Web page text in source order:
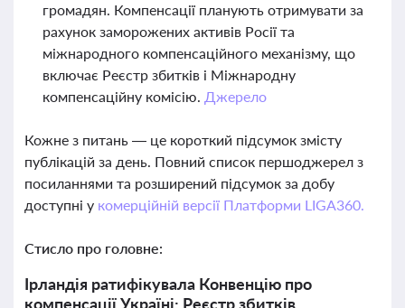
громадян. Компенсації планують отримувати за
рахунок заморожених активів Росії та
міжнародного компенсаційного механізму, що
включає Реєстр збитків і Міжнародну
компенсаційну комісію. Джерело
Кожне з питань — це короткий підсумок змісту
публікацій за день. Повний список першоджерел з
посиланнями та розширений підсумок за добу
доступні у комерційній версії Платформи LIGA360.
Стисло про головне:
Ірландія ратифікувала Конвенцію про
компенсації Україні: Реєстр збитків